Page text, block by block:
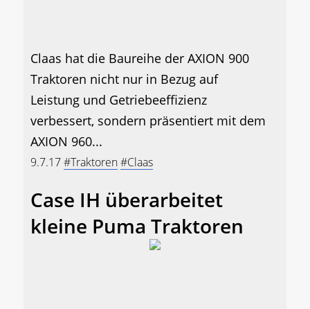
Claas hat die Baureihe der AXION 900
Traktoren nicht nur in Bezug auf
Leistung und Getriebeeffizienz
verbessert, sondern präsentiert mit dem
AXION 960...
9.7.17#Traktoren#Claas
Case IH überarbeitet
kleine Puma Traktoren